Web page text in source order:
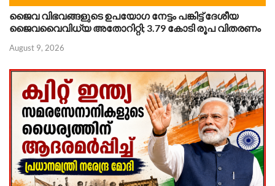
ജൈവ വിഭവങ്ങളുടെ ഉപയോഗ നേട്ടം പങ്കിട്ട് ദേശീയ
ജൈവവൈവിധ്യ അതോറിറ്റി; 3.79 കോടി രൂപ വിതരണം
August 9, 2026